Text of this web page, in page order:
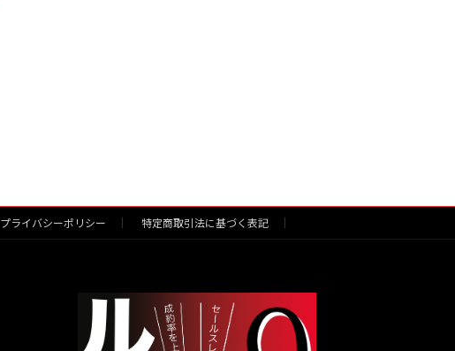
プライバシーポリシー 特定商取引法に基づく表記